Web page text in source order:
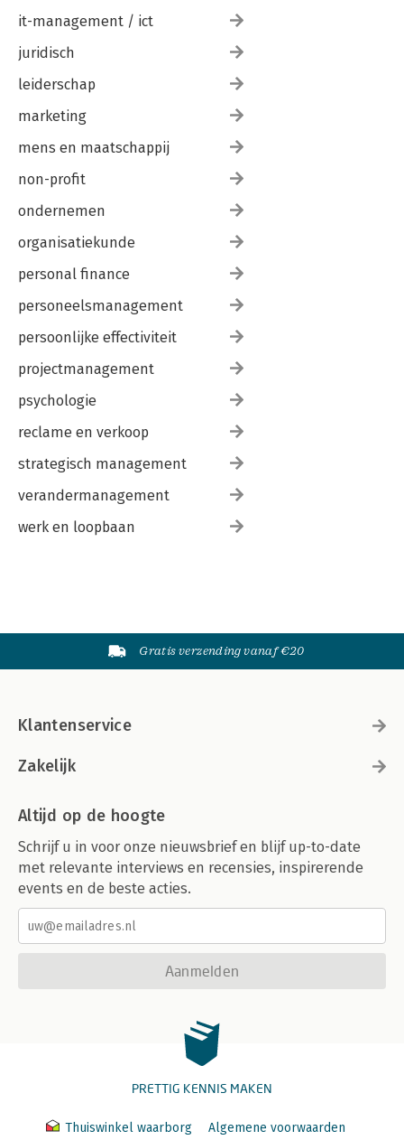
it-management / ict
juridisch
leiderschap
marketing
mens en maatschappij
non-profit
ondernemen
organisatiekunde
personal finance
personeelsmanagement
persoonlijke effectiviteit
projectmanagement
psychologie
reclame en verkoop
strategisch management
verandermanagement
werk en loopbaan
Gratis verzending vanaf €20
Klantenservice
Zakelijk
Altijd op de hoogte
Schrijf u in voor onze nieuwsbrief en blijf up-to-date
met relevante interviews en recensies, inspirerende
events en de beste acties.
Aanmelden
PRETTIG KENNIS MAKEN
Thuiswinkel waarborg Algemene voorwaarden